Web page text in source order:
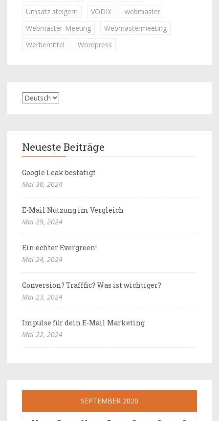
Umsatz steigern
VODIX
webmaster
Webmaster-Meeting
Webmastermeeting
Werbemittel
Wordpress
Neueste Beiträge
Google Leak bestätigt
Mai 30, 2024
E-Mail Nutzung im Vergleich
Mai 29, 2024
Ein echter Evergreen!
Mai 24, 2024
Conversion? Trafffic? Was ist wichtiger?
Mai 23, 2024
Impulse für dein E-Mail Marketing
Mai 22, 2024
SEPTEMBER 2020